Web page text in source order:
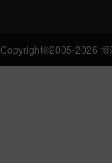
Copyright©2005-2026 博